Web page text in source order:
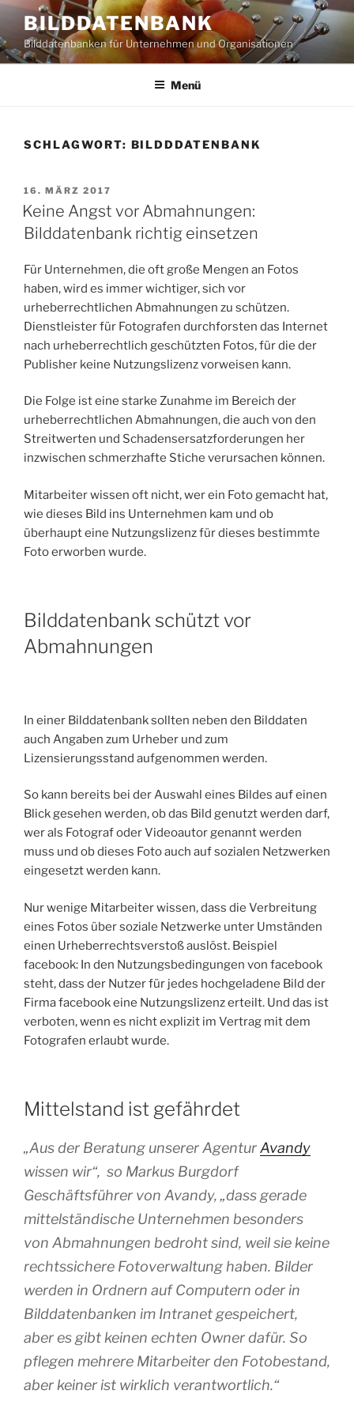
Zum
Inhalt
springen
BILDDATENBANK
Bilddatenbanken für Unternehmen und Organisationen
Menü
SCHLAGWORT: BILDDDATENBANK
VERÖFFENTLICHT
AM
16. MÄRZ 2017
Keine Angst vor Abmahnungen:
Bilddatenbank richtig einsetzen
Für Unternehmen, die oft große Mengen an Fotos
haben, wird es immer wichtiger, sich vor
urheberrechtlichen Abmahnungen zu schützen.
Dienstleister für Fotografen durchforsten das Internet
nach urheberrechtlich geschützten Fotos, für die der
Publisher keine Nutzungslizenz vorweisen kann.
Die Folge ist eine starke Zunahme im Bereich der
urheberrechtlichen Abmahnungen, die auch von den
Streitwerten und Schadensersatzforderungen her
inzwischen schmerzhafte Stiche verursachen können.
Mitarbeiter wissen oft nicht, wer ein Foto gemacht hat,
wie dieses Bild ins Unternehmen kam und ob
überhaupt eine Nutzungslizenz für dieses bestimmte
Foto erworben wurde.
Bilddatenbank schützt vor
Abmahnungen
In einer Bilddatenbank sollten neben den Bilddaten
auch Angaben zum Urheber und zum
Lizensierungsstand aufgenommen werden.
So kann bereits bei der Auswahl eines Bildes auf einen
Blick gesehen werden, ob das Bild genutzt werden darf,
wer als Fotograf oder Videoautor genannt werden
muss und ob dieses Foto auch auf sozialen Netzwerken
eingesetzt werden kann.
Nur wenige Mitarbeiter wissen, dass die Verbreitung
eines Fotos über soziale Netzwerke unter Umständen
einen Urheberrechtsverstoß auslöst. Beispiel
facebook: In den Nutzungsbedingungen von facebook
steht, dass der Nutzer für jedes hochgeladene Bild der
Firma facebook eine Nutzungslizenz erteilt. Und das ist
verboten, wenn es nicht explizit im Vertrag mit dem
Fotografen erlaubt wurde.
Mittelstand ist gefährdet
„Aus der Beratung unserer AgenturAvandy
wissen wir“, so Markus Burgdorf
Geschäftsführer von Avandy, „dass gerade
mittelständische Unternehmen besonders
von Abmahnungen bedroht sind, weil sie keine
rechtssichere Fotoverwaltung haben. Bilder
werden in Ordnern auf Computern oder in
Bilddatenbanken im Intranet gespeichert,
aber es gibt keinen echten Owner dafür. So
pflegen mehrere Mitarbeiter den Fotobestand,
aber keiner ist wirklich verantwortlich.“